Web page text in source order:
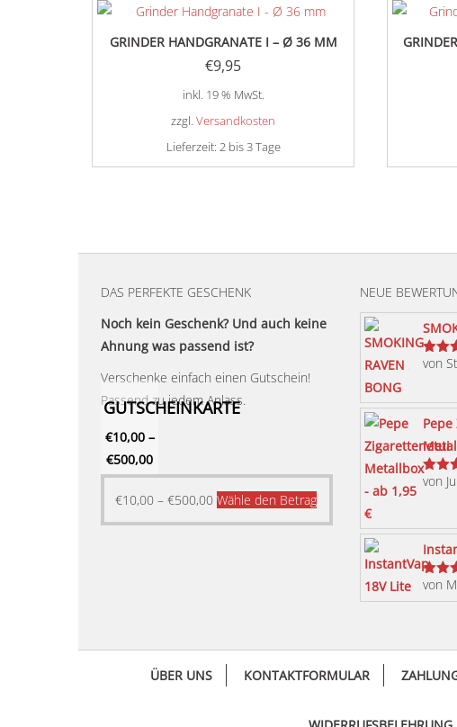
GRINDER HANDGRANATE I – Ø 36 MM
€9,95
inkl. 19 % MwSt.
zzgl.Versandkosten
Lieferzeit: 2 bis 3 Tage
DAS PERFEKTE GESCHENK
Noch kein Geschenk? Und auch keine
Ahnung was passend ist?
Verschenke einfach einen Gutschein!
Passend zu jedem Anlass.
GUTSCHEINKARTE
€10,00–
€500,00
€10,00 – €500,00 Wähle den BetragDieses
Produkt
Varianten
Optionen
können
der
NEUE
von
von
von
ÜBER UNS KONTAKTFORMULAR